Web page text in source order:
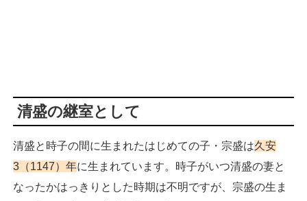
清盛の継室として
清盛と時子の間に生まれたはじめての子・宗盛は久安
3（1147）年に生まれています。時子がいつ清盛の妻と
なったかはっきりとした時期は不明ですが、宗盛の生ま